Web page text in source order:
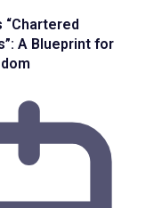
“Chartered
A Blueprint for